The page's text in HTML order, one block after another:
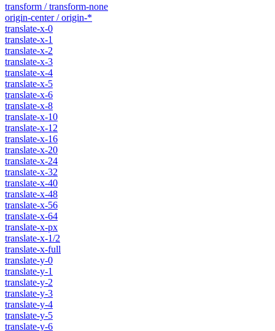
transform / transform-none
origin-center / origin-*
translate-x-0
translate-x-1
translate-x-2
translate-x-3
translate-x-4
translate-x-5
translate-x-6
translate-x-8
translate-x-10
translate-x-12
translate-x-16
translate-x-20
translate-x-24
translate-x-32
translate-x-40
translate-x-48
translate-x-56
translate-x-64
translate-x-px
translate-x-1/2
translate-x-full
translate-y-0
translate-y-1
translate-y-2
translate-y-3
translate-y-4
translate-y-5
translate-y-6